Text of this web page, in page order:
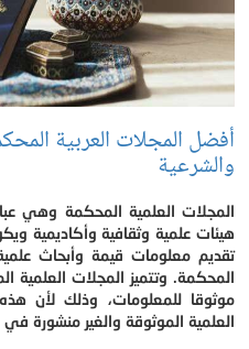
أفضل المجلات العربية
والشرعية
المجلات العلمية المحكمة وهي
هيئات علمية وثقافية وأكاديمية
تقديم معلومات قيمة وأبحاث
المحكمة. وتتميز المجلات العلمية
موثوقا للمعلومات، وذلك لأن
العلمية الموثوقة والغير منشورة